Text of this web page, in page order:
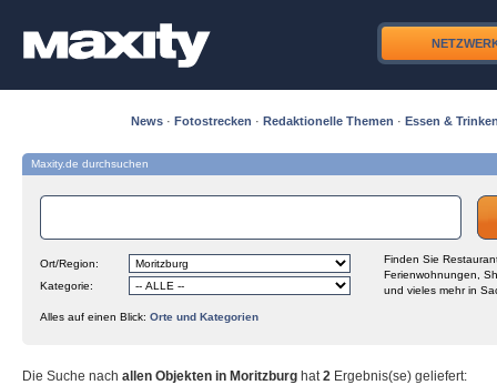
News · Fotostrecken · Redaktionelle Themen · Essen &
Maxity.de durchsuchen
Ort/Region:
Kategorie:
Finden Sie
Ferienwohnungen,
und vieles mehr in
Alles auf einen Blick: Orte und Kategorien
Die Suche nach allen Objekten in Moritzburg hat2 Ergebnis(se) geliefert: